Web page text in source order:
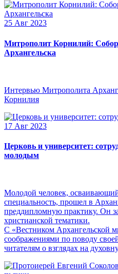
25 Авг 2023
Митрополит Корнилий:
Архангельска
Интервью Митрополита
Корнилия
17 Авг 2023
Церковь и университет:
молодым
Молодой человек,
специальность, прошел в
преддипломную практику. Он
христианской тематики.
С «Вестником Архангельской
соображениями по поводу
читателям о взглядах на